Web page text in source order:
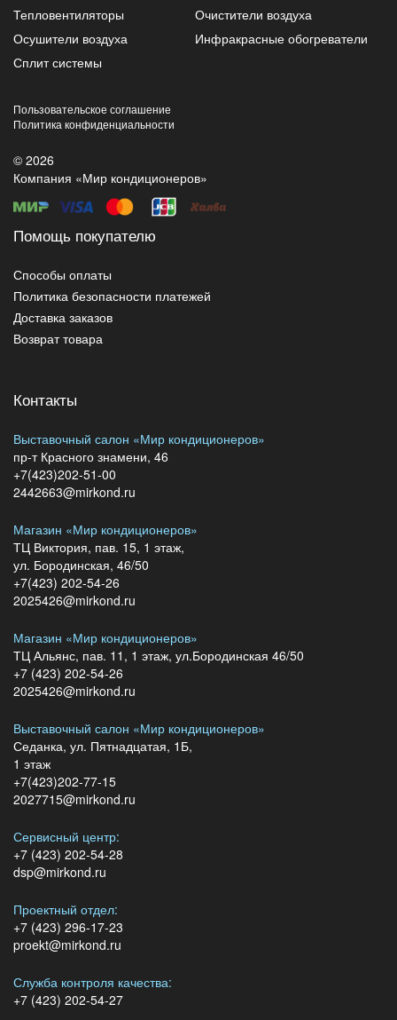
Тепловентиляторы
Очистители воздуха
Осушители воздуха
Инфракрасные обогреватели
Сплит системы
Пользовательское соглашение
Политика конфиденциальности
© 2026
Компания «Мир кондиционеров»
Помощь покупателю
Способы оплаты
Политика безопасности платежей
Доставка заказов
Возврат товара
Контакты
Выставочный салон «Мир кондиционеров»
пр-т Красного знамени, 46
+7(423)202-51-00
2442663@mirkond.ru
Магазин «Мир кондиционеров»
ТЦ Виктория, пав. 15, 1 этаж,
ул. Бородинская, 46/50
+7(423) 202-54-26
2025426@mirkond.ru
Магазин «Мир кондиционеров»
ТЦ Альянс, пав. 11, 1 этаж, ул.Бородинская 46/50
+7 (423) 202-54-26
2025426@mirkond.ru
Выставочный салон «Мир кондиционеров»
Седанка, ул. Пятнадцатая, 1Б,
1 этаж
+7(423)202-77-15
2027715@mirkond.ru
Сервисный центр:
+7 (423) 202-54-28
dsp@mirkond.ru
Проектный отдел:
+7 (423) 296-17-23
proekt@mirkond.ru
Служба контроля качества:
+7 (423) 202-54-27